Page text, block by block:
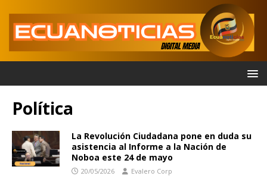
Política
La Revolución Ciudadana pone en duda su
asistencia al Informe a la Nación de
Noboa este 24 de mayo
20/05/2026 Evalero Corp